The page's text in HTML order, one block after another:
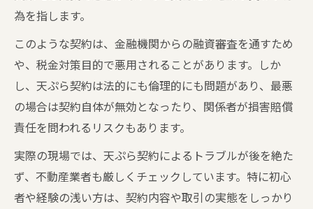
為を指します。
このような契約は、金融機関からの融資審査を通すため
や、税金対策目的で悪用されることがあります。しか
し、天ぷら契約は法的にも倫理的にも問題があり、最悪
の場合は契約自体が無効となったり、関係者が損害賠償
責任を問われるリスクもあります。
実際の現場では、天ぷら契約によるトラブルが後を絶た
ず、不動産業者も厳しくチェックしています。特に初心
者や経験の浅い方は、契約内容や取引の実態をしっかり